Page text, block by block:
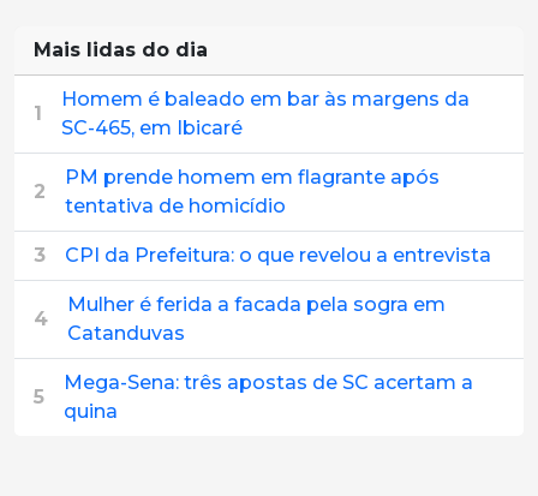
Mais lidas do dia
1
Homem é baleado em bar às margens da
SC-465, em Ibicaré
2
PM prende homem em flagrante após
tentativa de homicídio
3 CPI da Prefeitura: o que revelou a entrevista
4
Mulher é ferida a facada pela sogra em
Catanduvas
5
Mega-Sena: três apostas de SC acertam a
quina